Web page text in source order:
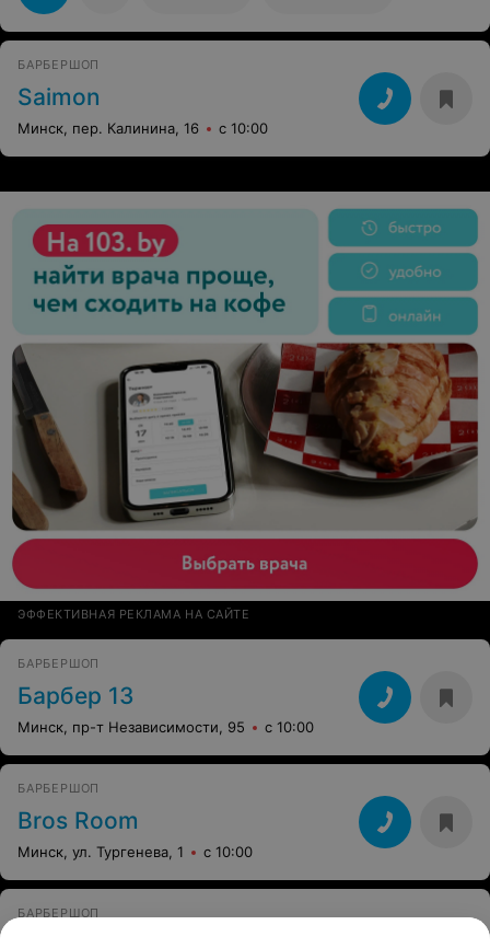
БАРБЕРШОП
Saimon
Минск, пер. Калинина, 16 с 10:00
ЭФФЕКТИВНАЯ РЕКЛАМА НА САЙТЕ
БАРБЕРШОП
Барбер 13
Минск, пр-т Независимости, 95 с 10:00
БАРБЕРШОП
Bros Room
Минск, ул. Тургенева, 1 с 10:00
БАРБЕРШОП